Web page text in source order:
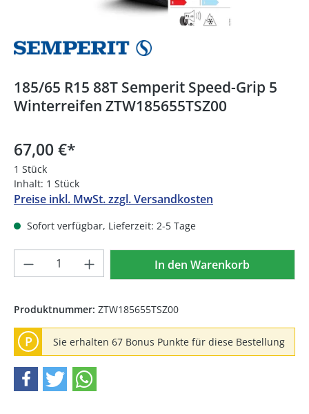
185/65 R15 88T Semperit Speed-Grip 5
Winterreifen ZTW185655TSZ00
67,00 €*
1 Stück
Inhalt: 1 Stück
Preise inkl. MwSt. zzgl. Versandkosten
Sofort verfügbar, Lieferzeit: 2-5 Tage
Produkt Anzahl: Gib denIn den Warenkorb
Produktnummer: ZTW185655TSZ00
P Sie erhalten 67 Bonus Punkte für diese Bestellung